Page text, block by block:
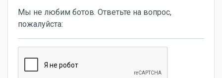
Мы не любим ботов. Ответьте на вопрос,
пожалуйста: